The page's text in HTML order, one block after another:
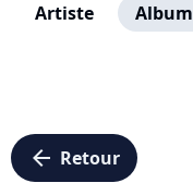
Artiste
arrow_left Retour